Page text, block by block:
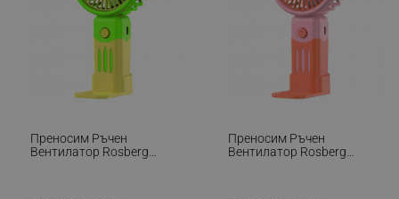
Преносим Ръчен
Вентилатор Rosberg
Преносим Ръчен
Вентилатор Rosberg